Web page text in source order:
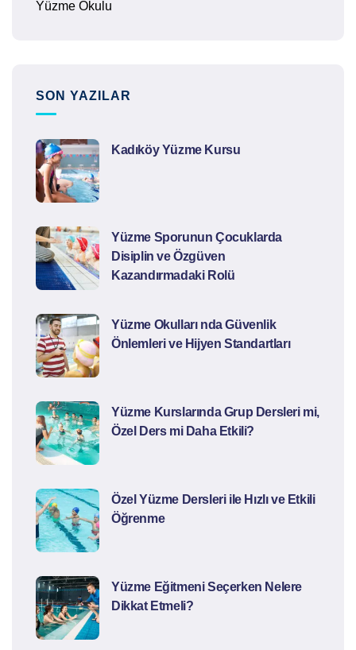
Yüzme Okulu
SON YAZILAR
Kadıköy Yüzme Kursu
Yüzme Sporunun Çocuklarda
Disiplin ve Özgüven
Kazandırmadaki Rolü
Yüzme Okulları nda Güvenlik
Önlemleri ve Hijyen Standartları
Yüzme Kurslarında Grup Dersleri mi,
Özel Ders mi Daha Etkili?
Özel Yüzme Dersleri ile Hızlı ve Etkili
Öğrenme
Yüzme Eğitmeni Seçerken Nelere
Dikkat Etmeli?